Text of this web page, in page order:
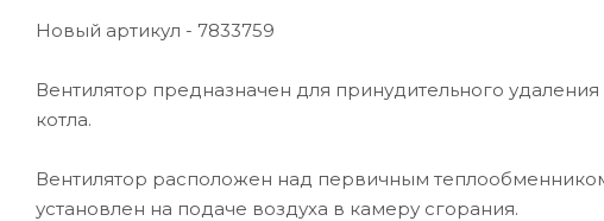
Новый артикул - 7833759
Вентилятор предназначен для принудительного
котла.
Вентилятор расположен над первичным
установлен на подаче воздуха в камеру сгорания.